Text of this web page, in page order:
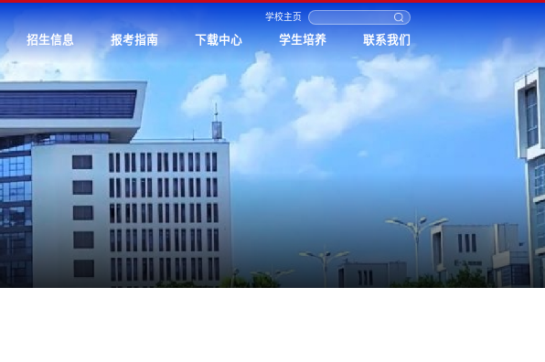
学校主页
招生信息 报考指南 下载中心 学生培养 联系我们